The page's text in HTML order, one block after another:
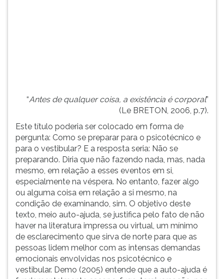
pressione
tecla
depois
Pressione
para
ouvir
essa
instrução
novamente.
“Antes de qualquer coisa, a existência é corporal”
(Le BRETON, 2006, p.7).
Este título poderia ser colocado em forma de
pergunta: Como se preparar para o psicotécnico e
para o vestibular? E a resposta seria: Não se
preparando. Diria que não fazendo nada, mas, nada
mesmo, em relação a esses eventos em si,
especialmente na véspera. No entanto, fazer algo
ou alguma coisa em relação a si mesmo, na
condição de examinando, sim. O objetivo deste
texto, meio auto-ajuda, se justifica pelo fato de não
haver na literatura impressa ou virtual, um mínimo
de esclarecimento que sirva de norte para que as
pessoas lidem melhor com as intensas demandas
emocionais envolvidas nos psicotécnico e
vestibular. Demo (2005) entende que a auto-ajuda é